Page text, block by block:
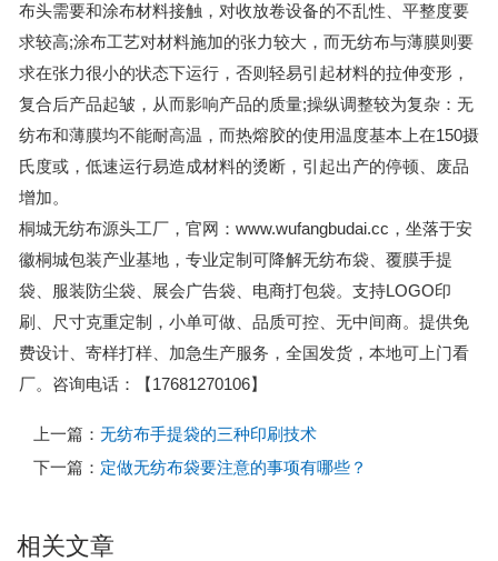
布头需要和涂布材料接触，对收放卷设备的不乱性、平整度要
求较高;涂布工艺对材料施加的张力较大，而无纺布与薄膜则要
求在张力很小的状态下运行，否则轻易引起材料的拉伸变形，
复合后产品起皱，从而影响产品的质量;操纵调整较为复杂：无
纺布和薄膜均不能耐高温，而热熔胶的使用温度基本上在150摄
氏度或，低速运行易造成材料的烫断，引起出产的停顿、废品
增加。
桐城无纺布源头工厂，官网：www.wufangbudai.cc，坐落于安
徽桐城包装产业基地，专业定制可降解无纺布袋、覆膜手提
袋、服装防尘袋、展会广告袋、电商打包袋。支持LOGO印
刷、尺寸克重定制，小单可做、品质可控、无中间商。提供免
费设计、寄样打样、加急生产服务，全国发货，本地可上门看
厂。咨询电话：【17681270106】
上一篇： 无纺布手提袋的三种印刷技术
下一篇： 定做无纺布袋要注意的事项有哪些？
相关文章